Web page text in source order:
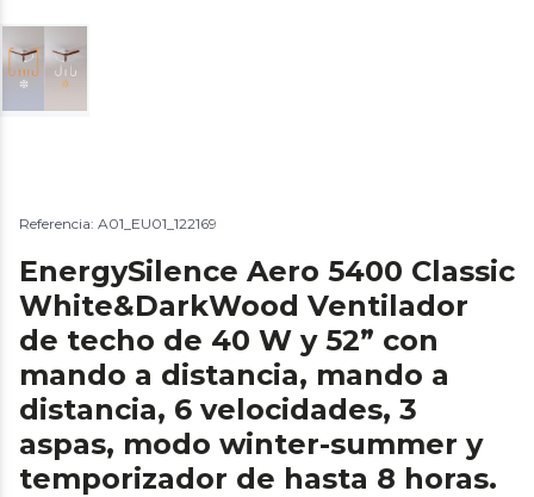
Referencia: A01_EU01_122169
EnergySilence Aero 5400 Classic
White&DarkWood Ventilador
de techo de 40 W y 52” con
mando a distancia, mando a
distancia, 6 velocidades, 3
aspas, modo winter-summer y
temporizador de hasta 8 horas.